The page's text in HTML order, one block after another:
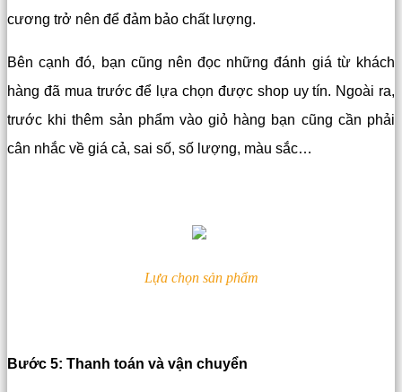
cương trở nên để đảm bảo chất lượng.
Bên cạnh đó, bạn cũng nên đọc những đánh giá từ khách
hàng đã mua trước để lựa chọn được shop uy tín. Ngoài ra,
trước khi thêm sản phẩm vào giỏ hàng bạn cũng cần phải
cân nhắc về giá cả, sai số, số lượng, màu sắc…
Lựa chọn sản phẩm
Bước 5: Thanh toán và vận chuyển